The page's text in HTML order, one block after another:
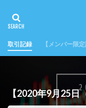
取引記録 【メンバー限定
【2020年9月25